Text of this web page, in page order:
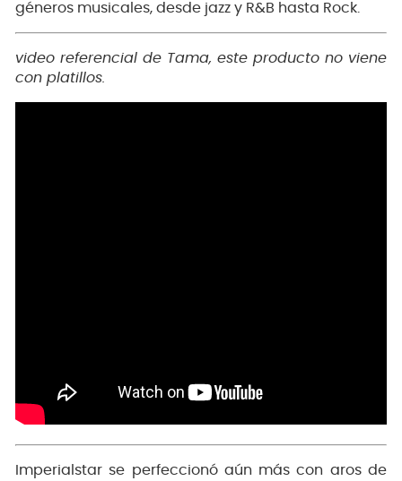
géneros musicales, desde jazz y R&B hasta Rock.
video referencial de Tama, este producto no viene
con platillos.
Imperialstar se perfeccionó aún más con aros de